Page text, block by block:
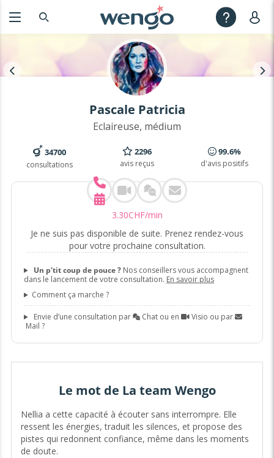
Pascale Patricia
Eclaireuse, médium
34700
consultations
2296
avis reçus
99.6%
d'avis positifs
3.30CHF/min
Je ne suis pas disponible de suite. Prenez rendez-vous
pour votre prochaine consultation.
Un p'tit coup de pouce ?Nos conseillers vous accompagnent
dans le lancement de votre consultation. En savoir plus
Comment ça marche ?
Envie d’une consultation par Chat ou en
Visio ou par
Mail ?
Le mot de La team Wengo
Nellia a cette capacité à écouter sans interrompre. Elle
ressent les énergies, traduit les silences, et propose des
pistes qui redonnent confiance, même dans les moments
de doute.